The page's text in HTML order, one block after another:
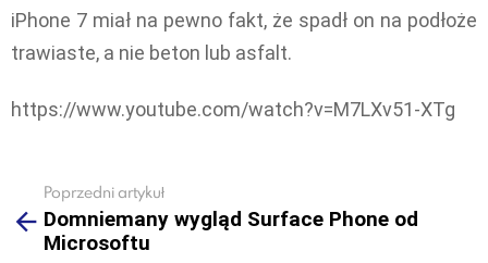
iPhone 7 miał na pewno fakt, że spadł on na podłoże
trawiaste, a nie beton lub asfalt.
https://www.youtube.com/watch?v=M7LXv51-XTg
more
Poprzedni artykuł
Domniemany wygląd Surface Phone od
Microsoftu